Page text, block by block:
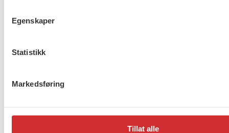
Egenskaper
Statistikk
Markedsføring
Tillat alle
Flere saker